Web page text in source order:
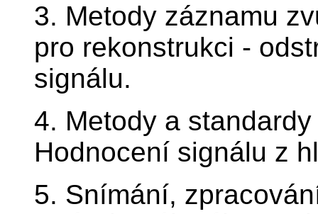
3. Metody záznamu
pro rekonstrukci -
signálu.
4. Metody a
Hodnocení signálu z
5. Snímání,